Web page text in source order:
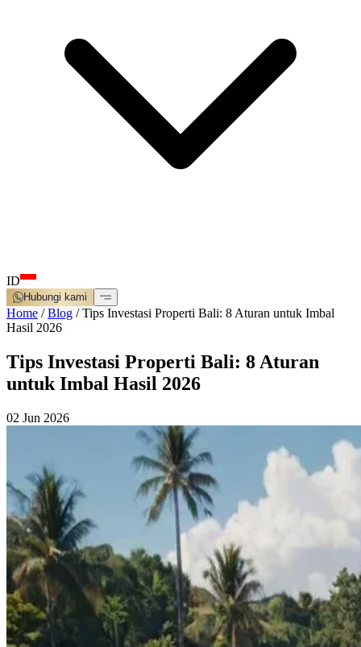
ID
Hubungi kami
Home /Blog /Tips Investasi Properti Bali: 8 Aturan untuk Imbal
Hasil 2026
Tips Investasi Properti Bali: 8 Aturan
untuk Imbal Hasil 2026
02 Jun 2026